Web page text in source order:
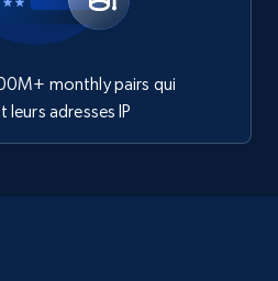
monthly pairs qui
leurs adresses IP